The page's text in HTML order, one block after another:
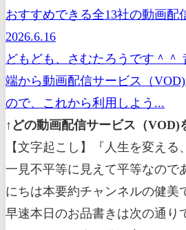
おすすめできる全13社の動画配
2026.6.16
どもども、さむたろうです＾
端から動画配信サービス（
ので、これから利用しよう...
↑どの動画配信サービス（
【文字起こし】『人生を変え
一見不平等に見えて平等なので
にちは本要約チャンネルの健美
早速本日のお品書きは次の通り